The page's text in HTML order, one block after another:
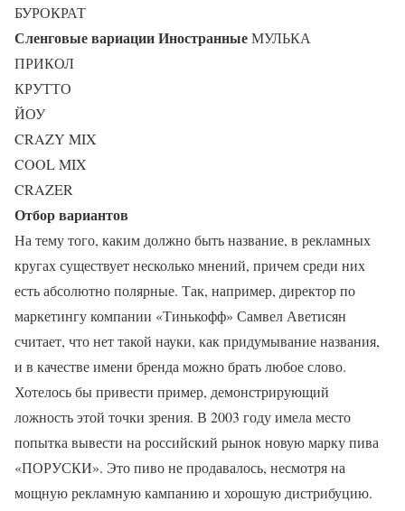
БУРОКРАТ
Сленговые вариацииИностранныеМУЛЬКА
ПРИКОЛ
КРУТТО
ЙОУ
CRAZY MIX
COOL MIX
CRAZER
Отбор вариантов
На тему того, каким должно быть название, в рекламных
кругах существует несколько мнений, причем среди них
есть абсолютно полярные. Так, например, директор по
маркетингу компании «Тинькофф» Самвел Аветисян
считает, что нет такой науки, как придумывание названия,
и в качестве имени бренда можно брать любое слово.
Хотелось бы привести пример, демонстрирующий
ложность этой точки зрения. В 2003 году имела место
попытка вывести на российский рынок новую марку пива
«ПОРУСКИ». Это пиво не продавалось, несмотря на
мощную рекламную кампанию и хорошую дистрибуцию.